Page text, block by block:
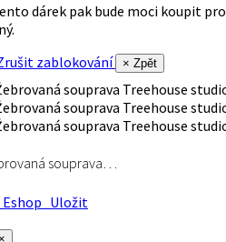
dárek pak bude moci koupit pro
zablokování
× Zpět
souprava…
Uložit